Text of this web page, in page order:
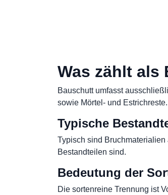
Was zählt als
Bauschutt umfasst
sowie Mörtel- und Estrichreste.
Typische
Typisch sind
Bestandteilen sind.
Bedeutung der
Die sortenreine Trennung ist